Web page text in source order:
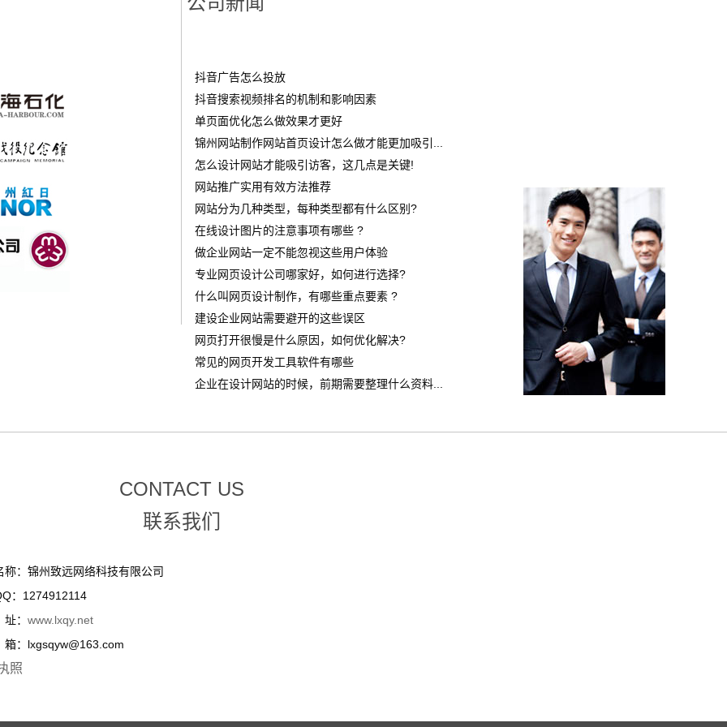
抖音广告怎么投放
‌抖音搜索视频排名的机制和影响因素
单页面优化怎么做效果才更好
锦州网站制作网站首页设计怎么做才能更加吸引...
怎么设计网站才能吸引访客，这几点是关键!
网站推广实用有效方法推荐
网站分为几种类型，每种类型都有什么区别?
在线设计图片的注意事项有哪些 ?
做企业网站一定不能忽视这些用户体验
专业网页设计公司哪家好，如何进行选择?
什么叫网页设计制作，有哪些重点要素 ?
建设企业网站需要避开的这些误区
网页打开很慢是什么原因，如何优化解决?
常见的网页开发工具软件有哪些
企业在设计网站的时候，前期需要整理什么资料...
CONTACT US
联系我们
称：锦州致远网络科技有限公司
：1274912114
： www.lxqy.net
lxgsqyw@163.com
照